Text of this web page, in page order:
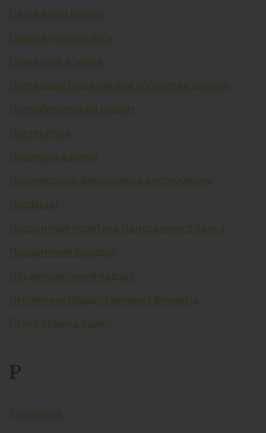
Платёжный баланс
Поведенческий риск
Помощник хокима
Поставщик решений для обработки данных
Потребительский кредит
Претекстинг
Проверка данных
Производные финансовые инструменты
Профицит
Процентная политика Центрального банка
Процентный коридор
Пруденциальный надзор
Публичные (общественные) финансы
Пункт обмена валют
Р
Рассрочка